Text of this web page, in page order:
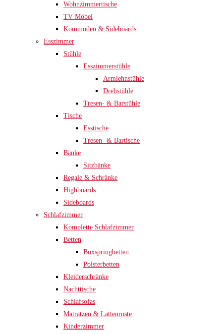
Wohnzimmertische
TV Möbel
Kommoden & Sideboards
Esszimmer
Stühle
Esszimmerstühle
Armlehnstühle
Drehstühle
Tresen- & Barstühle
Tische
Esstische
Tresen- & Bartische
Bänke
Sitzbänke
Regale & Schränke
Highboards
Sideboards
Schlafzimmer
Komplette Schlafzimmer
Betten
Boxspringbetten
Polsterbetten
Kleiderschränke
Nachttische
Schlafsofas
Matratzen & Lattenroste
Kinderzimmer